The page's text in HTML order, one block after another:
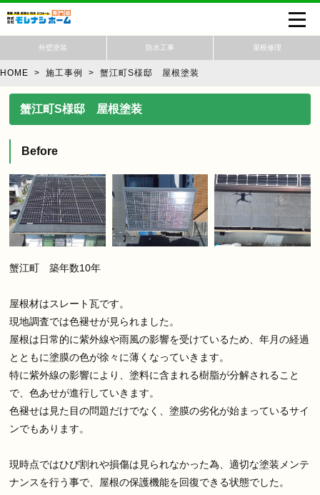
外壁塗装 防水工事 屋根修理
HOME > 施工事例 > 蟹江町S様邸 屋根塗装
蟹江町S様邸 屋根塗装
Before
蟹江町 築年数10年
屋根材はスレート瓦です。
現地調査では色褪せが見られました。
屋根は日常的に紫外線や雨風の影響を受けているため、年月の経過
とともに塗膜の色が徐々に薄くなっていきます。
特に紫外線の影響により、塗料に含まれる樹脂が分解されること
で、色あせが進行していきます。
色褪せは見た目の問題だけでなく、塗膜の劣化が始まっているサイ
ンでもあります。
現時点ではひび割れや損傷は見られなかった為、適切な塗装メンテ
ナンスを行う事で、屋根の保護機能を回復できる状態でした。